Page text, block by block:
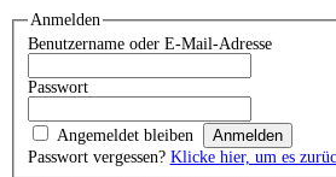
Anmelden
Benutzername oder E-Mail-Adresse
Passwort
Angemeldet bleiben
Passwort vergessen? Klicke hier, um es